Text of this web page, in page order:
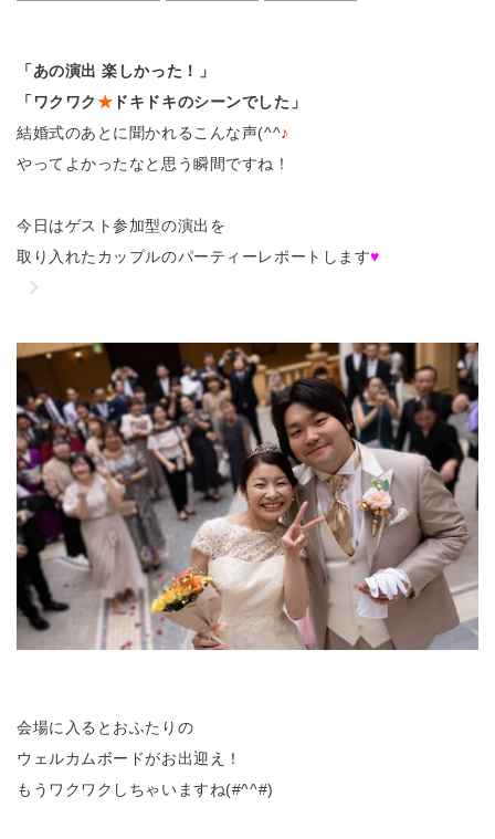
「あの演出 楽しかった！」
「ワクワク★ ドキドキのシーンでした」
結婚式のあとに聞かれるこんな声(^^♪
やってよかったなと思う瞬間ですね！
今日はゲスト参加型の演出を
取り入れたカップルのパーティーレポートします♥
会場に入るとおふたりの
ウェルカムボードがお出迎え！
もうワクワクしちゃいますね(#^^#)